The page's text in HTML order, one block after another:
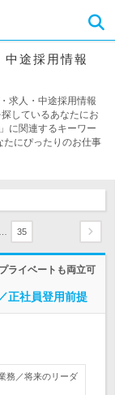
途採用情報
求人・中途採用情報
しているあなたにお
に関連するキーワー
たにぴったりのお仕事
35
ライベートも両立可
正社員登用前提
務／将来のリーダ